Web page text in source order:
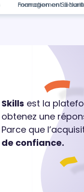
management à
Formation en
Skills est la
obtenez une
Parce que
de confiance.